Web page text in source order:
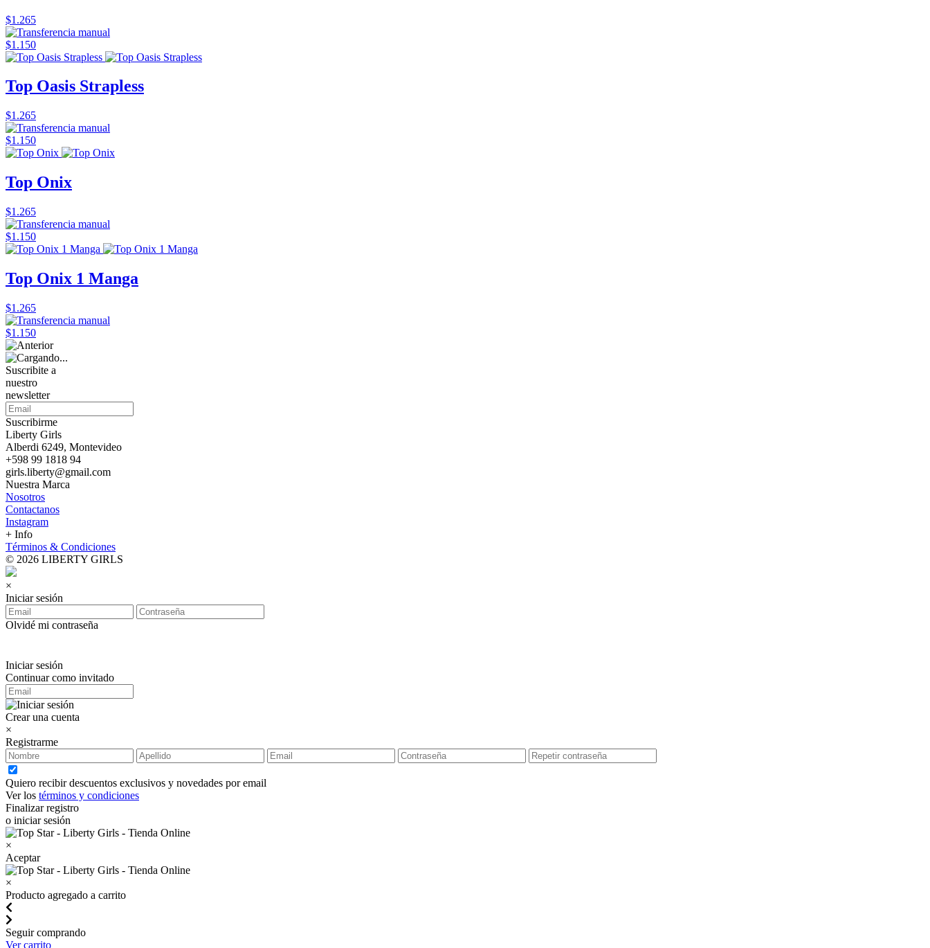
$1.265
$1.150
Top Oasis Strapless
$1.265
$1.150
Top Onix
$1.265
$1.150
Top Onix 1 Manga
$1.265
$1.150
Suscribite a
nuestro
newsletter
Suscribirme
Liberty Girls
Alberdi 6249, Montevideo
+598 99 1818 94
girls.liberty@gmail.com
Nuestra Marca
Nosotros
Contactanos
Instagram
+ Info
Términos & Condiciones
© 2026 LIBERTY GIRLS
×
Iniciar sesión
Olvidé mi contraseña
Iniciar sesión
Continuar como invitado
Crear una cuenta
×
Registrarme
Quiero recibir descuentos exclusivos y novedades por email
Ver los términos y condiciones
Finalizar registro
o iniciar sesión
×
Aceptar
×
Producto agregado a carrito
Seguir comprando
Ver carrito